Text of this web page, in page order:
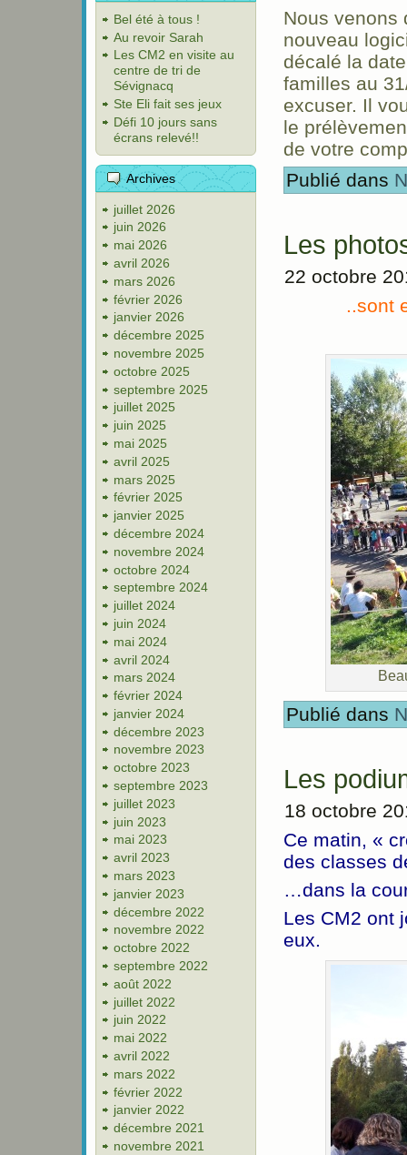
Bel été à tous !
Au revoir Sarah
Les CM2 en visite au
centre de tri de
Sévignacq
Ste Eli fait ses jeux
Défi 10 jours sans
écrans relevé!!
Archives
juillet 2026
juin 2026
mai 2026
avril 2026
mars 2026
février 2026
janvier 2026
décembre 2025
novembre 2025
octobre 2025
septembre 2025
juillet 2025
juin 2025
mai 2025
avril 2025
mars 2025
février 2025
janvier 2025
décembre 2024
novembre 2024
octobre 2024
septembre 2024
juillet 2024
juin 2024
mai 2024
avril 2024
mars 2024
février 2024
janvier 2024
décembre 2023
novembre 2023
octobre 2023
septembre 2023
juillet 2023
juin 2023
mai 2023
avril 2023
mars 2023
janvier 2023
décembre 2022
novembre 2022
octobre 2022
septembre 2022
août 2022
juillet 2022
juin 2022
mai 2022
avril 2022
mars 2022
février 2022
janvier 2022
décembre 2021
novembre 2021
Nous venons
nouveau
décalé la
familles au
excuser. Il
le
de votre
Publié dans
Les
22 octobre
..sont
Publié dans
Les
18 octobre
Ce matin, «
des classes
…dans la
Les CM2 ont
eux.